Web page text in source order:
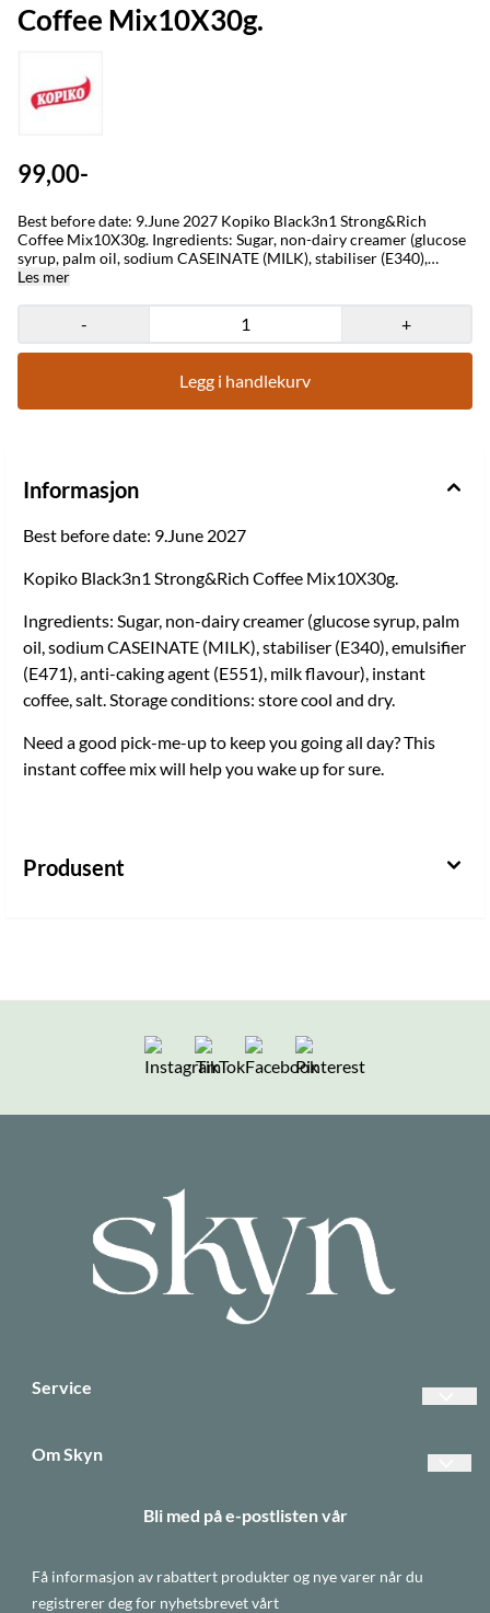
Coffee Mix10X30g.
99,00-
Best before date: 9.June 2027 Kopiko Black3n1 Strong&Rich
Coffee Mix10X30g. Ingredients: Sugar, non-dairy creamer (glucose
syrup, palm oil, sodium CASEINATE (MILK), stabiliser (E340),
emulsifier (E471), anti-caking agent (E551), milk flavour), instant
help you wake up for sure.
Les mer
- +
Legg i handlekurv
Informasjon
Best before date: 9.June 2027
Kopiko Black3n1 Strong&Rich Coffee Mix10X30g.
Ingredients: Sugar, non-dairy creamer (glucose syrup, palm
oil, sodium CASEINATE (MILK), stabiliser (E340), emulsifier
(E471), anti-caking agent (E551), milk flavour), instant
coffee, salt. Storage conditions: store cool and dry.
Need a good pick-me-up to keep you going all day? This
instant coffee mix will help you wake up for sure.
Produsent
Følg oss på Instagram
Følg oss på TikTok
Følg oss på Facebook
Service
Informasjonskapsler
Om Skyn
Personvern
Bli med på e-postlisten vår
Få informasjon av rabattert produkter og nye varer når du
registrerer deg for nyhetsbrevet vårt